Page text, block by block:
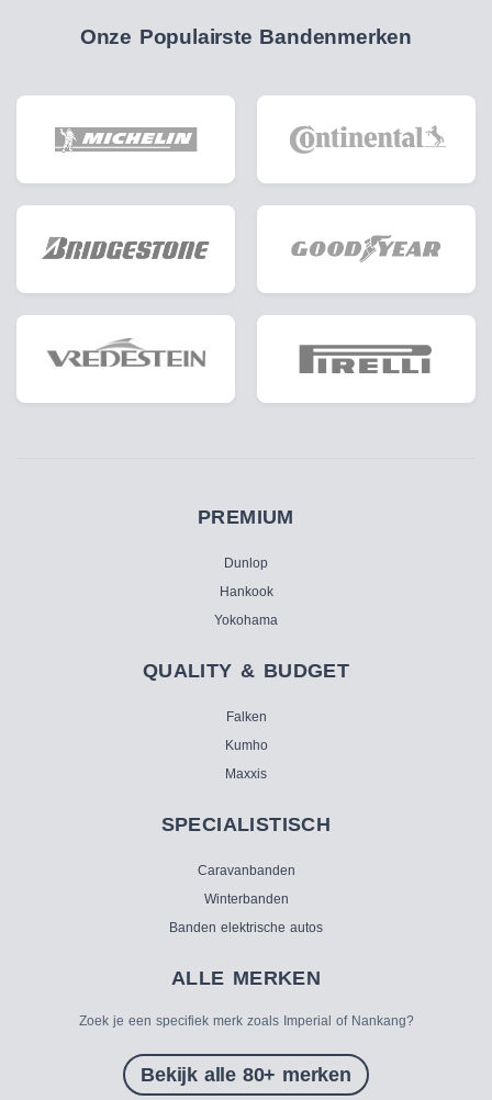
Onze Populairste Bandenmerken
PREMIUM
Dunlop
Hankook
Yokohama
QUALITY & BUDGET
Falken
Kumho
Maxxis
SPECIALISTISCH
Caravanbanden
Winterbanden
Banden elektrische autos
ALLE MERKEN
Zoek je een specifiek merk zoals Imperial of Nankang?
Bekijk alle 80+ merken